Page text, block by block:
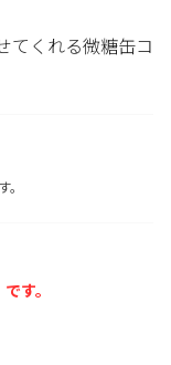
てくれる微糖缶コ
。
す。